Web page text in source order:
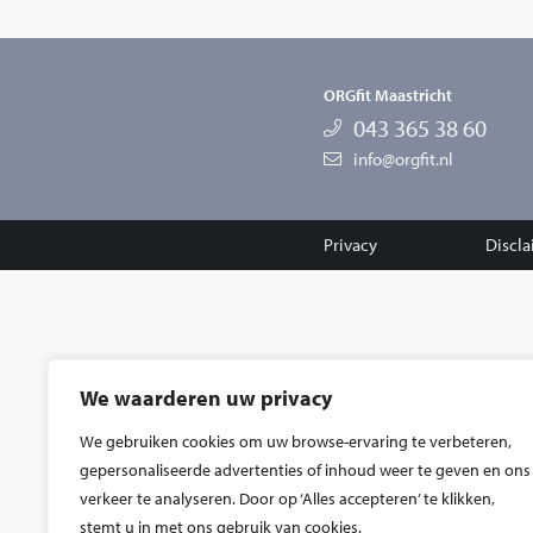
We waarderen uw privacy
We gebruiken cookies om uw browse-ervaring te verbeteren,
gepersonaliseerde advertenties of inhoud weer te geven en ons
verkeer te analyseren. Door op ‘Alles accepteren’ te klikken,
stemt u in met ons gebruik van cookies.
ORGfit Maastricht
043 365 38 60
info@orgfit.nl
Privacy